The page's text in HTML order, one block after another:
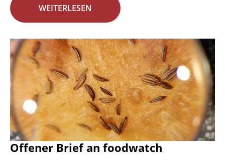
WEITERLESEN
Offener Brief an foodwatch